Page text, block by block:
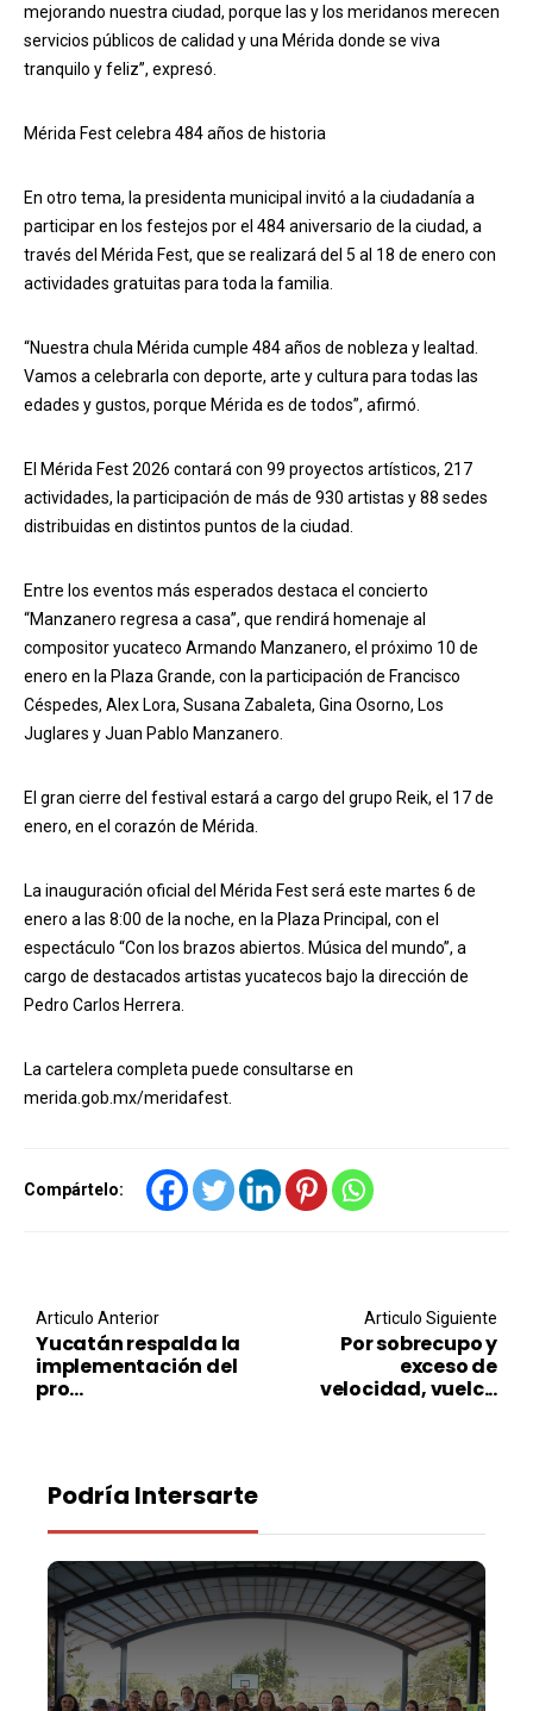
mejorando nuestra ciudad, porque las y los meridanos merecen
servicios públicos de calidad y una Mérida donde se viva
tranquilo y feliz”, expresó.
Mérida Fest celebra 484 años de historia
En otro tema, la presidenta municipal invitó a la ciudadanía a
participar en los festejos por el 484 aniversario de la ciudad, a
través del Mérida Fest, que se realizará del 5 al 18 de enero con
actividades gratuitas para toda la familia.
“Nuestra chula Mérida cumple 484 años de nobleza y lealtad.
Vamos a celebrarla con deporte, arte y cultura para todas las
edades y gustos, porque Mérida es de todos”, afirmó.
El Mérida Fest 2026 contará con 99 proyectos artísticos, 217
actividades, la participación de más de 930 artistas y 88 sedes
distribuidas en distintos puntos de la ciudad.
Entre los eventos más esperados destaca el concierto
“Manzanero regresa a casa”, que rendirá homenaje al
compositor yucateco Armando Manzanero, el próximo 10 de
enero en la Plaza Grande, con la participación de Francisco
Céspedes, Alex Lora, Susana Zabaleta, Gina Osorno, Los
Juglares y Juan Pablo Manzanero.
El gran cierre del festival estará a cargo del grupo Reik, el 17 de
enero, en el corazón de Mérida.
La inauguración oficial del Mérida Fest será este martes 6 de
enero a las 8:00 de la noche, en la Plaza Principal, con el
espectáculo “Con los brazos abiertos. Música del mundo”, a
cargo de destacados artistas yucatecos bajo la dirección de
Pedro Carlos Herrera.
La cartelera completa puede consultarse en
merida.gob.mx/meridafest.
Compártelo:
Post navigation
Articulo Anterior
Yucatán respalda la
implementación del
pro...
Articulo Siguiente
Por sobrecupo y
exceso de
velocidad, vuelc...
Podría Intersarte